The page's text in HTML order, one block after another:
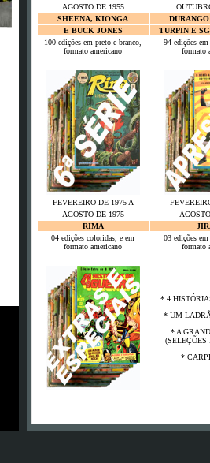
AGOSTO DE 1955
SHEENA, KIONGA
E BUCK JONES
TURPIN E
100 edições em preto e branco,
formato americano
94 edições
formato
FEVEREIRO DE 1975 A
AGOSTO DE 1975
RIMA
04 edições coloridas, e em
formato americano
03 edições
formato
* 4
* UM
* A
(SELEÇÕES
*